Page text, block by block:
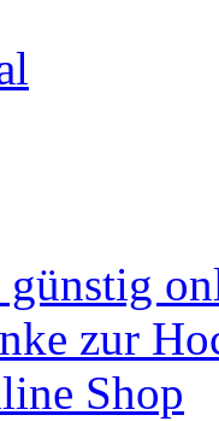
günstig
zur
Shop